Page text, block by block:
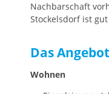
Nachbarschaft
Stockelsdorf ist
Das Angebot
Wohnen